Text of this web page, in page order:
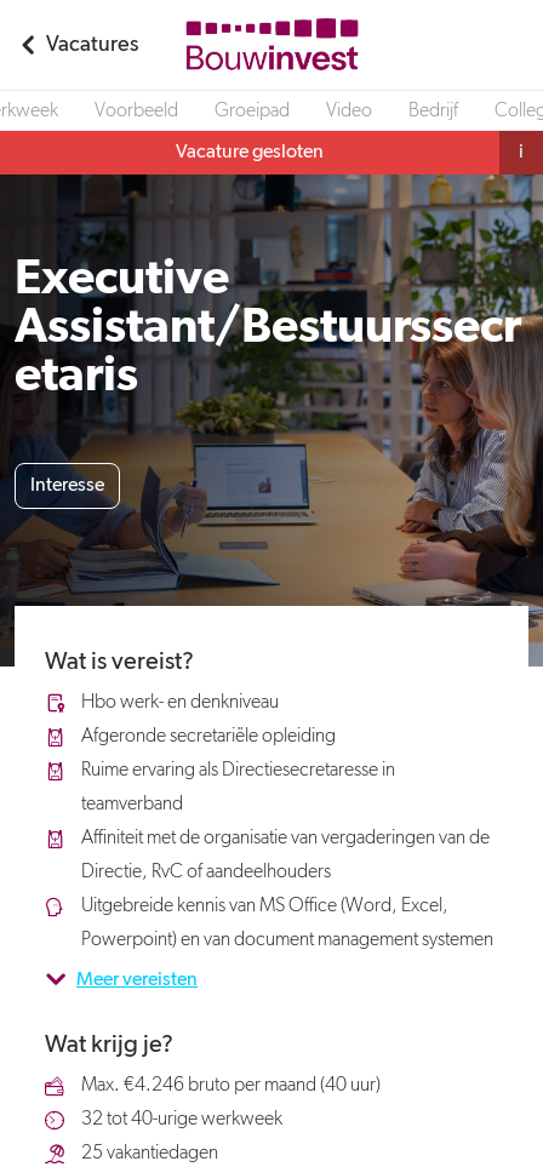
Vacatures
Voorbeeld Groeipad Video Bedrijf
Vacature gesloten i
Executive
Assistant/Bestuurssecr
etaris
Interesse
Wat is vereist?
Hbo werk- en denkniveau
Afgeronde secretariële opleiding
Ruime ervaring als Directiesecretaresse in
teamverband
Affiniteit met de organisatie van vergaderingen van de
Directie, RvC of aandeelhouders
Uitgebreide kennis van MS Office (Word, Excel,
Powerpoint) en van document management systemen
Meer vereisten
Wat krijg je?
Max. €4.246 bruto per maand (40 uur)
32 tot 40-urige werkweek
25 vakantiedagen